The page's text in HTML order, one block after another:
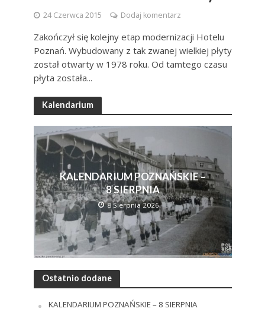
24 Czerwca 2015 Dodaj komentarz
Zakończył się kolejny etap modernizacji Hotelu
Poznań. Wybudowany z tak zwanej wielkiej płyty
został otwarty w 1978 roku. Od tamtego czasu
płyta została...
Kalendarium
KALENDARIUM POZNAŃSKIE –
8 SIERPNIA
8 Sierpnia 2026
Ostatnio dodane
KALENDARIUM POZNAŃSKIE – 8 SIERPNIA